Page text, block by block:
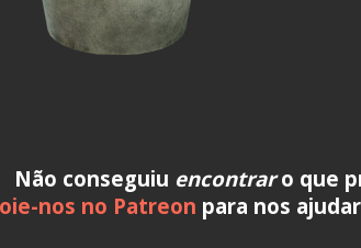
Não conseguiu encontraro que
nos no Patreon para nos